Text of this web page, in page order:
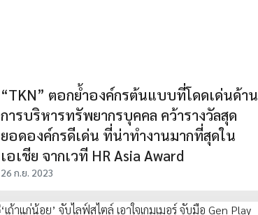
“TKN” ตอกย้ำองค์กรต้นแบบที่โดดเด่นด้าน
การบริหารทรัพยากรบุคคล คว้ารางวัลสุด
ยอดองค์กรดีเด่น ที่น่าทำงานมากที่สุดใน
เอเชีย จากเวที HR Asia Award
26 ก.ย. 2023